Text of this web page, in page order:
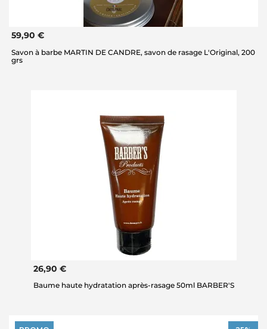
59,90 €
Savon à barbe MARTIN DE CANDRE, savon de rasage L'Original, 200
grs
26,90 €
Baume haute hydratation après-rasage 50ml BARBER'S